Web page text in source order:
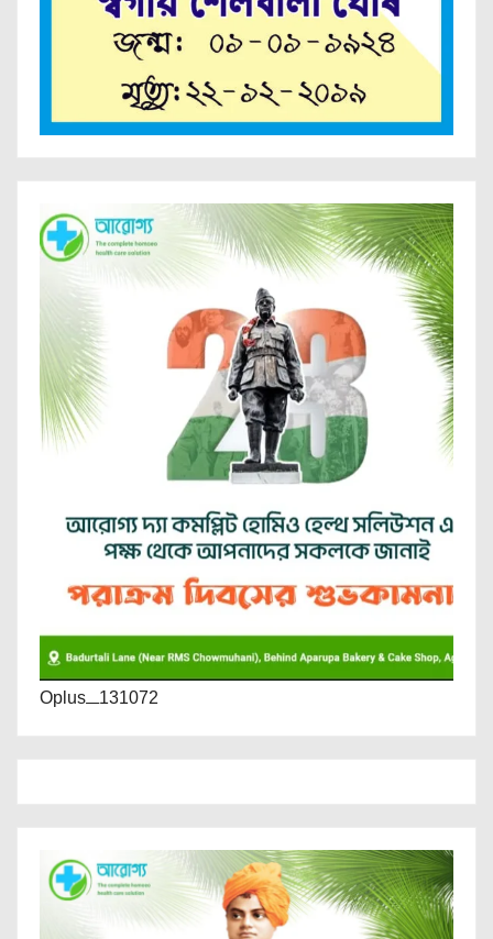
Oplus_131072